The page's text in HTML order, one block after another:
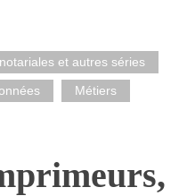
et autres séries
Métiers